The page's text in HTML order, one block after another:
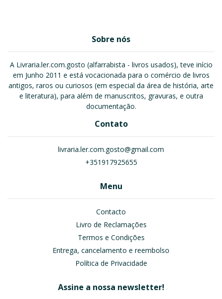
Sobre nós
A Livraria.ler.com.gosto (alfarrabista - livros usados), teve início
em Junho 2011 e está vocacionada para o comércio de livros
antigos, raros ou curiosos (em especial da área de história, arte
e literatura), para além de manuscritos, gravuras, e outra
documentação.
Contato
livraria.ler.com.gosto@gmail.com
+351917925655
Menu
Contacto
Livro de Reclamações
Termos e Condições
Entrega, cancelamento e reembolso
Política de Privacidade
Assine a nossa newsletter!